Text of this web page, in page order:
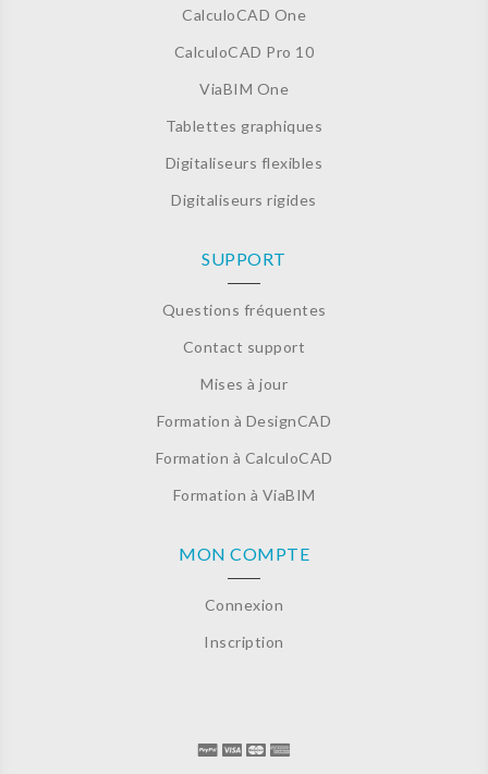
CalculoCAD One
CalculoCAD Pro 10
ViaBIM One
Tablettes graphiques
Digitaliseurs flexibles
Digitaliseurs rigides
SUPPORT
Questions fréquentes
Contact support
Mises à jour
Formation à DesignCAD
Formation à CalculoCAD
Formation à ViaBIM
MON COMPTE
Connexion
Inscription